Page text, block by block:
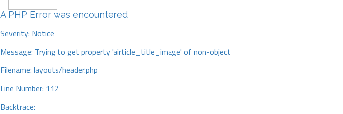
A PHP Error was encountered
Severity: Notice
Message: Trying to get property 'airticle_title_image' of non-object
Filename: layouts/header.php
Line Number: 112
Backtrace: